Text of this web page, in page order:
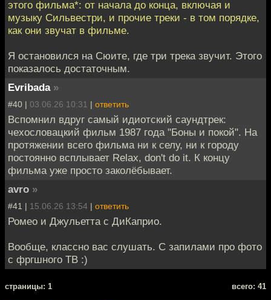
этого фильма*: от начала до конца, включая и
музыку Сильвестри, и прочие треки - в том порядке,
как они звучат в фильме.
Я остановился на Сюите, где три трека звучит. Этого
показалось достаточным.
Evribada »
#40 | 03.06.26 10:31 | ответить
Вспомнил вдруг самый идиотский саундтрек:
чехословацкий фильм 1987 года "Боны и покой". На
протяжении всего фильма ни к селу, ни к городу
постоянно всплывает Relax, don't do it. К концу
фильма уже просто заколёбывает.
avro »
#41 | 15.06.26 13:54 | ответить
Ромео и Джульетта с ДиКаприо.
Вообще, классно вас слушать. С запилами про фото
с фргшного ТВ :)
cтраницы: 1 всего: 41